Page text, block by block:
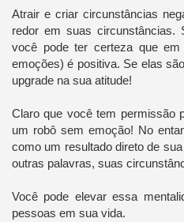
Atrair e criar circunstâncias
redor em suas circunstâncias.
você pode ter certeza que
emoções) é positiva. Se elas
upgrade na sua atitude!
Claro que você tem permissão
um robô sem emoção! No
como um resultado direto de
outras palavras, suas
Você pode elevar essa
pessoas em sua vida.